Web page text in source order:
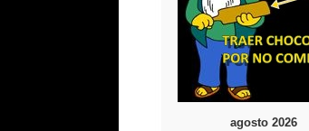
agosto 2026